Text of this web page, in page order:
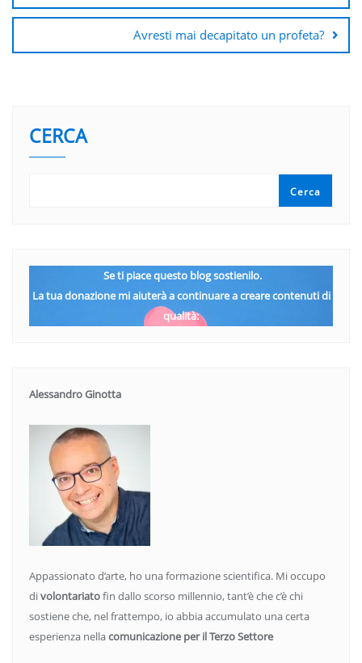
Avresti mai decapitato un profeta?
CERCA
Cerca
Se ti piace questo blog sostienilo.
La tua donazione mi aiuterà a continuare a creare contenuti di
qualità:
Alessandro Ginotta
Appassionato d’arte, ho una formazione scientifica. Mi occupo
divolontariatofin dallo scorso millennio, tant’è che c’è chi
sostiene che, nel frattempo, io abbia accumulato una certa
esperienza nellacomunicazione per il Terzo Settore